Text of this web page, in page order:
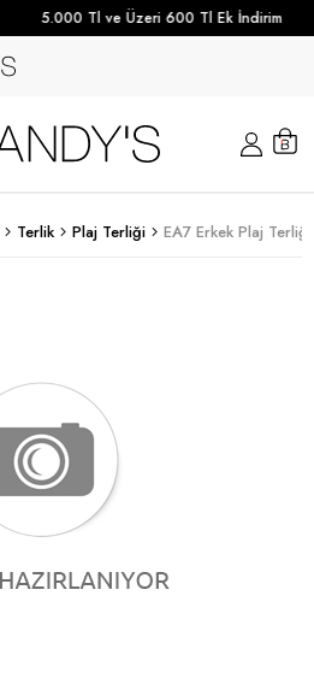
5.000 Tl ve Üzeri 600 Tl Ek İndirim
Terlik Plaj Terliği EA7 Erkek Plaj